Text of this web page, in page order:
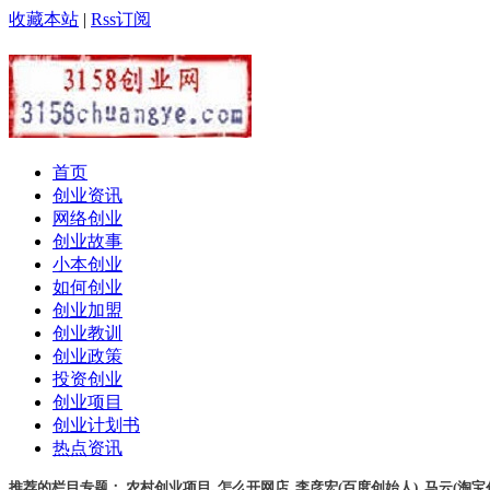
收藏本站 | Rss订阅
首页
创业资讯
网络创业
创业故事
小本创业
如何创业
创业加盟
创业教训
创业政策
投资创业
创业项目
创业计划书
热点资讯